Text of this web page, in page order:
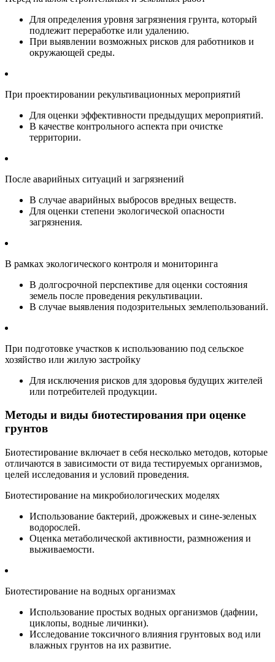
Для определения уровня загрязнения грунта, который
подлежит переработке или удалению.
При выявлении возможных рисков для работников и
окружающей среды.
При проектировании рекультивационных мероприятий
Для оценки эффективности предыдущих мероприятий.
В качестве контрольного аспекта при очистке
территории.
После аварийных ситуаций и загрязнений
В случае аварийных выбросов вредных веществ.
Для оценки степени экологической опасности
загрязнения.
В рамках экологического контроля и мониторинга
В долгосрочной перспективе для оценки состояния
земель после проведения рекультивации.
В случае выявления подозрительных землепользований.
При подготовке участков к использованию под сельское
хозяйство или жилую застройку
Для исключения рисков для здоровья будущих жителей
или потребителей продукции.
Методы и виды биотестирования при оценке
грунтов
Биотестирование включает в себя несколько методов, которые
отличаются в зависимости от вида тестируемых организмов,
целей исследования и условий проведения.
Биотестирование на микробиологических моделях
Использование бактерий, дрожжевых и сине-зеленых
водорослей.
Оценка метаболической активности, размножения и
выживаемости.
Биотестирование на водных организмах
Использование простых водных организмов (дафнии,
циклопы, водные личинки).
Исследование токсичного влияния грунтовых вод или
влажных грунтов на их развитие.